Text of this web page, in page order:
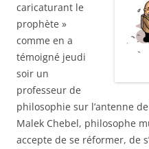
caricaturant le
prophète »
comme en a
témoigné jeudi
soir un
professeur de
philosophie sur l’antenne
Malek Chebel, philosophe
accepte de se réformer, de